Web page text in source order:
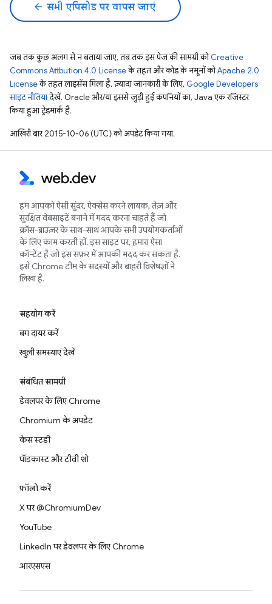
arrow_back सभी एपिसोड पर वापस जाएं
जब तक कुछ अलग से न बताया जाए, तब तक इस पेज की सामग्री कोCreative
Commons Attribution 4.0 Licenseके तहत और कोड के नमूनों कोApache 2.0
Licenseके तहत लाइसेंस मिला है. ज़्यादा जानकारी के लिए, Google Developers
साइट नीतियांदेखें. Oracle और/या इससे जुड़ी हुई कंपनियों का, Java एक रजिस्टर
किया हुआ ट्रेडमार्क है.
आखिरी बार 2015-10-06 (UTC) को अपडेट किया गया.
हम आपको ऐसी सुंदर, ऐक्सेस करने लायक, तेज़ और
सुरक्षित वेबसाइटें बनाने में मदद करना चाहते हैं जो
क्रॉस-ब्राउज़र के साथ-साथ आपके सभी उपयोगकर्ताओं
के लिए काम करती हों. इस साइट पर, हमारा ऐसा
कॉन्टेंट है जो इस सफ़र में आपकी मदद कर सकता है.
इसे Chrome टीम के सदस्यों और बाहरी विशेषज्ञों ने
लिखा है.
सहयोग करें
बग दायर करें
खुली समस्याएं देखें
संबंधित सामग्री
डेवलपर के लिए Chrome
Chromium के अपडेट
केस स्टडी
पॉडकास्ट और टीवी शो
फ़ॉलो करें
X पर @ChromiumDev
YouTube
LinkedIn पर डेवलपर के लिए Chrome
आरएसएस